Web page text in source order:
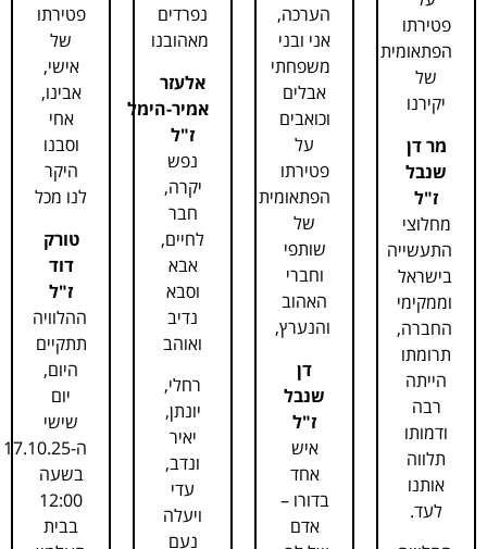
פטירתו
הפתאומית
של
יקירנו
מר דן
שנבל
ז"ל
מחלוצי
התעשייה
בישראל
וממקימי
החברה,
תרומתו
הייתה
רבה
ודמותו
תלווה
אותנו
לעד.
הערכה,
אני ובני
משפחתי
אבלים
וכואבים
על
פטירתו
הפתאומית
של
שותפי
וחברי
האהוב
והנערץ,
דן
שנבל
ז"ל
איש
אחד
בדורו –
אדם
נפרדים
מאהובנו
אלעזר
אמיר-הימל
ז"ל
נפש
יקרה,
חבר
לחיים,
אבא
וסבא
נדיב
ואוהב
רחלי,
יונתן,
יאיר
ונדב,
עדי
ויעלה
נעם
פטירתו
של
אישי,
אבינו,
אחי
וסבנו
היקר
לנו מכל
טורק
דוד
ז"ל
ההלוויה
תתקיים
היום,
יום
שישי
ה-17.10.25
בשעה
12:00
בבית